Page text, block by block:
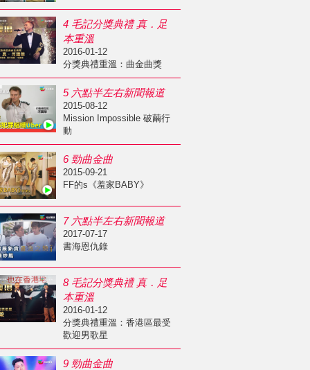
4 毛記分獎典禮 真．足
本重溫
2016-01-12
分獎典禮重溫：曲金曲獎
5 六點半左右新聞報道
2015-08-12
Mission Impossible 破繭行
動
6 勁曲金曲
2015-09-21
FF的s《羞家BABY》
7 六點半左右新聞報道
2017-07-17
書海恩仇錄
8 毛記分獎典禮 真．足
本重溫
2016-01-12
分獎典禮重溫：香港區最受
歡迎男歌星
9 勁曲金曲